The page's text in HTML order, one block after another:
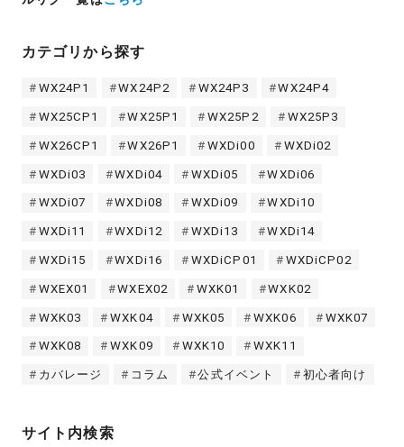
カテゴリから探す
WX24P1 WX24P2 WX24P3 WX24P4
WX25CP1 WX25P1 WX25P2 WX25P3
WX26CP1 WX26P1 WXDi00 WXDi02
WXDi03 WXDi04 WXDi05 WXDi06
WXDi07 WXDi08 WXDi09 WXDi10
WXDi11 WXDi12 WXDi13 WXDi14
WXDi15 WXDi16 WXDiCP01 WXDiCP02
WXEX01 WXEX02 WXK01 WXK02
WXK03 WXK04 WXK05 WXK06 WXK07
WXK08 WXK09 WXK10 WXK11
カバレージ コラム 公式イベント 初心者向け
サイト内検索